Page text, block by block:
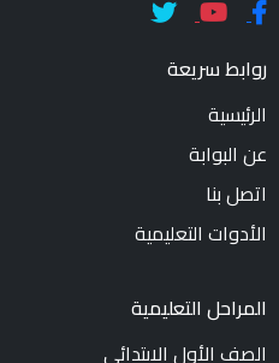
روابط سريعة
الرئيسية
عن البوابة
اتصل بنا
الأدوات التعليمية
المراحل التعليمية
الصف الأول الابتدائي